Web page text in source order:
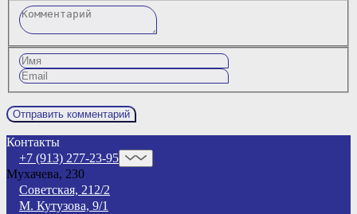
Комментарий
Имя Email
Контакты
+7 (913) 277-23-95
Мухачева, 230
Советская, 212/2
М. Кутузова, 9/1